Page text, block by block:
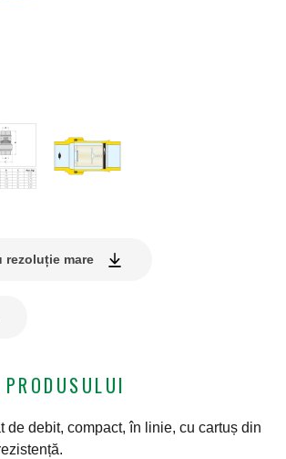
rezoluție mare
de debit, compact, în linie, cu cartuș din